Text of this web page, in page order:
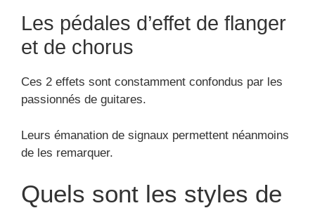
Les pédales d’effet de flanger
et de chorus
Ces 2 effets sont constamment confondus par les
passionnés de guitares.
Leurs émanation de signaux permettent néanmoins
de les remarquer.
Quels sont les styles de